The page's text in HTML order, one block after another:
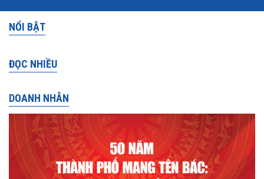
NỔI BẬT
ĐỌC NHIỀU
DOANH NHÂN